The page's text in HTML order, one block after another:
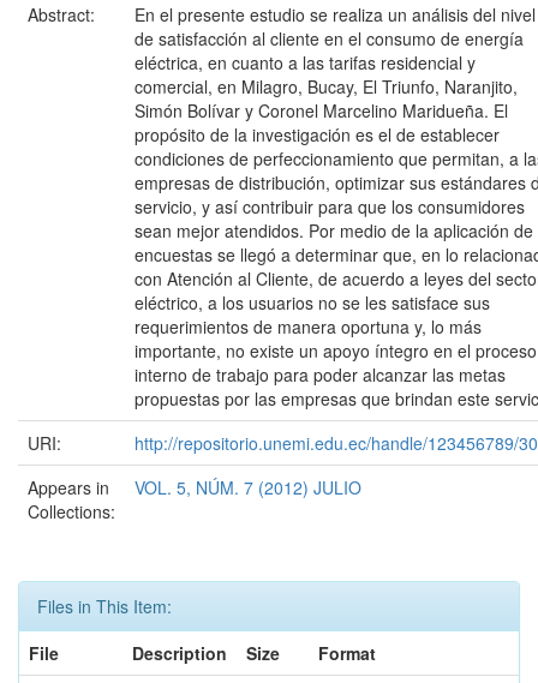
Abstract:
En el presente estudio se realiza un análisis del nivel
de satisfacción al cliente en el consumo de energía
eléctrica, en cuanto a las tarifas residencial y
comercial, en Milagro, Bucay, El Triunfo, Naranjito,
Simón Bolívar y Coronel Marcelino Maridueña. El
propósito de la investigación es el de establecer
condiciones de perfeccionamiento que permitan, a
empresas de distribución, optimizar sus estándares
servicio, y así contribuir para que los consumidores
sean mejor atendidos. Por medio de la aplicación de
encuestas se llegó a determinar que, en lo
con Atención al Cliente, de acuerdo a leyes del
eléctrico, a los usuarios no se les satisface sus
requerimientos de manera oportuna y, lo más
importante, no existe un apoyo íntegro en el proceso
interno de trabajo para poder alcanzar las metas
propuestas por las empresas que brindan este
URI:
http://repositorio.unemi.edu.ec/handle/123456789/
Appears in
Collections:
VOL. 5, NÚM. 7 (2012) JULIO
Files in This Item:
File
Description Size
Format